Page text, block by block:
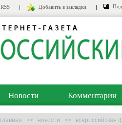
RSS Добавить в закладки
Новости Комментарии
главная >> новости >> всероссийская